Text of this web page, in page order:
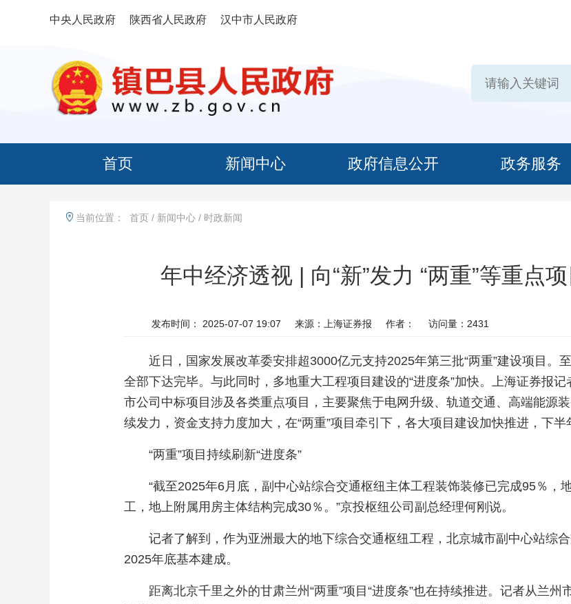
中央人民政府 陕西省人民政府 汉中市人民政府
首页 新闻中心 政府信息公开 政务服务
当前位置： 首页 / 新闻中心 / 时政新闻
年中经济透视 | 向“新”发力 “两重”等重点
发布时间： 2025-07-07 19:07 来源：上海证券报 作者： 访问量： 2431
近日，国家发展改革委安排超3000亿元支持2025年第三批“两重”建设项目。
全部下达完毕。与此同时，多地重大工程项目建设的“进度条”加快。上海证券报
市公司中标项目涉及各类重点项目，主要聚焦于电网升级、轨道交通、高端能源
续发力，资金支持力度加大，在“两重”项目牵引下，各大项目建设加快推进，下半
“两重”项目持续刷新“进度条”
“截至2025年6月底，副中心站综合交通枢纽主体工程装饰装修已完成95％，
工，地上附属用房主体结构完成30％。”京投枢纽公司副总经理何刚说。
记者了解到，作为亚洲最大的地下综合交通枢纽工程，北京城市副中心站综
2025年底基本建成。
距离北京千里之外的甘肃兰州“两重”项目“进度条”也在持续推进。记者从兰州